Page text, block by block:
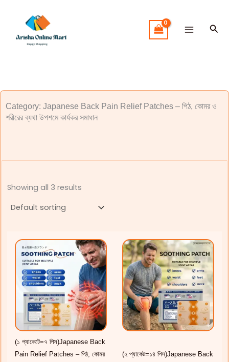
content
Category: Japanese Back Pain Relief Patches – পিঠ, কোমর ও
শরীরের ব্যথা উপশমে কার্যকর সমাধান
Showing all 3 results
(১ প্যাকেটে=৭ পিস)Japanese Back
Pain Relief Patches – পিঠ, কোমর
(২ প্যাকেট=১৪ পিস)Japanese Back